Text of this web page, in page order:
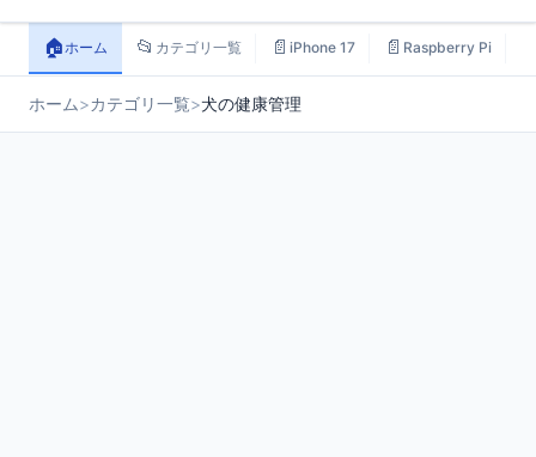
🏠ホーム 📂 カテゴリ一覧 📄 iPhone 17 📄 Raspberry Pi
ホーム>カテゴリ一覧>犬の健康管理